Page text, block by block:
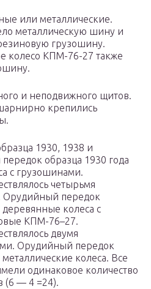
или металлические.
металлическую шину и
грузошину.
колесо КПМ-76-27 также
и неподвижного щитов.
крепились
1930, 1938 и
образца 1930 года
с грузошинами.
четырьмя
передок
колеса с
КПМ-76–27.
двумя
Орудийный передок
колеса. Все
одинаковое количество
(6 — 4 =24).